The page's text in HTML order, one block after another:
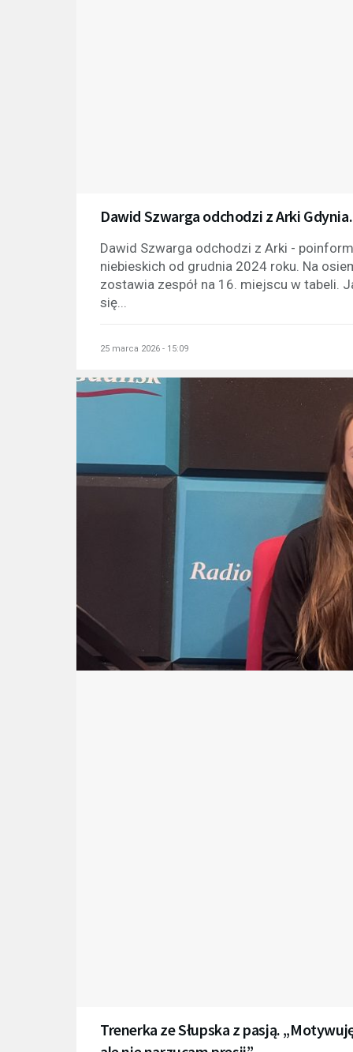
Dawid Szwarga odchodzi z Arki
Dawid Szwarga odchodzi z Arki -
niebieskich od grudnia 2024 roku. Na
zostawia zespół na 16. miejscu w tabeli.
się...
25 marca 2026 - 15:09
Trenerka ze Słupska z pasją.